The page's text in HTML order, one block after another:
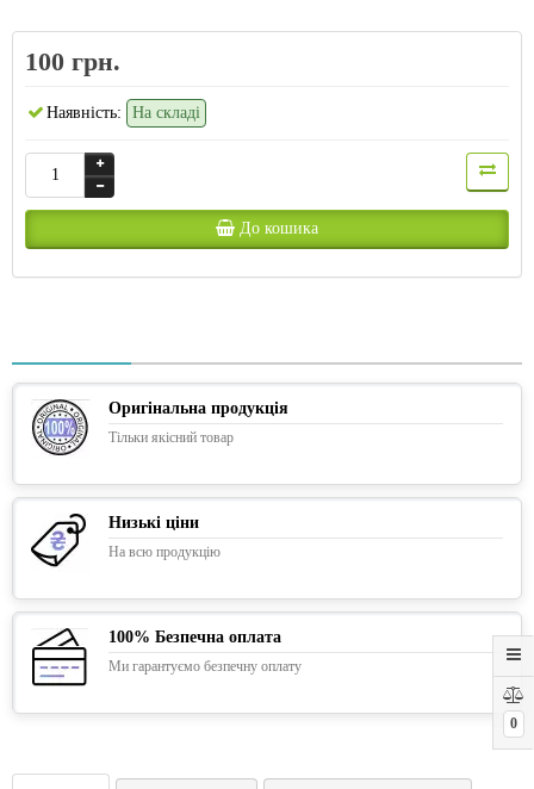
0
100 грн.
Наявність: На складі
До кошика
Оригінальна продукція
Тільки якісний товар
Низькі ціни
На всю продукцію
100% Безпечна оплата
Ми гарантуємо безпечну оплату